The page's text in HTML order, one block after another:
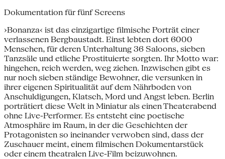
Dokumentation für fünf Screens
›Bonanza‹ ist das einzigartige filmische Porträt einer
verlassenen Bergbaustadt. Einst lebten dort 6000
Menschen, für deren Unterhaltung 36 Saloons, sieben
Tanzsäle und etliche Prostituierte sorgten. Ihr Motto war:
hingehen, reich werden, weg ziehen. Inzwischen gibt es
nur noch sieben ständige Bewohner, die versunken in
ihrer eigenen Spiritualität auf dem Nährboden von
Anschuldigungen, Klatsch, Mord und Angst leben. Berlin
porträtiert diese Welt in Miniatur als einen Theaterabend
ohne Live-Performer. Es entsteht eine poetische
Atmosphäre im Raum, in der die Geschichten der
Protagonisten so ineinander verwoben sind, dass der
Zuschauer meint, einem filmischen Dokumentarstück
oder einem theatralen Live-Film beizuwohnen.